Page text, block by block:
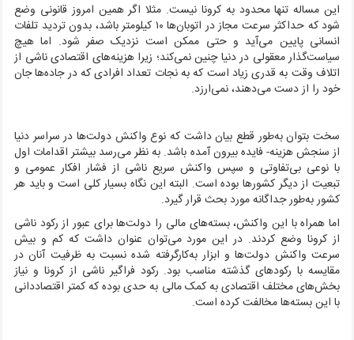
این مساله تنها محدود به کرونا نیست. مثلا اگر همین امروز قانونی وضع
شود که حداکثر سرعت مجاز در اتوبان‌ها ۱۰ کیلومتر باشد، بدون تردید تلفات
انسانی پایین می‌آید و حتی ممکن است نزدیک صفر شود. اما هیچ
سیاست‌گذار معقولی در دنیا چنین نمی‌کند؛ زیرا هزینه‌های اقتصادی ناشی از
اتلاف وقت به قدری زیاد است که به نجات تعداد افرادی که در جاده‌ها جان
خود را از دست می‌دهند، نمی‌ارزد.
سخت بتوان به‌طور قطع بیان داشت که نوع واکنش دولت‌ها در سراسر دنیا
از سنجش هزینه- فایده بیرون آمده باشد. به نظر می‌رسد بیشتر اقدامات اول
با نوعی بی‌تفاوتی و سپس واکنش سریع ناشی از فشار افکار عمومی و
تبعیت از دیگر کشورها بوده است. البته این نگاه بسیار کلی است و باید هر
کشور به‌طور جداگانه مورد بحث قرار گیرد.
اما همراه با این واکنش، بسته‌های مالی را دولت‌ها برای عبور از رکود ناشی
از کرونا وضع کردند. در این مورد می‌توان عنوان داشت که کم و بیش
سرعت واکنش دولت‌ها و ابزار به‌کارگرفته شده نسبت به ظرفیت آنان در
مقایسه با رکودهای گذشته مناسب بود. رکود فراگیر ناشی از کرونا و نیاز
بخش‌های مختلف اقتصادی به کمک مالی به حدی بوده که کمتر اقتصاددانی
با این بسته‌ها مخالفت کرده است.